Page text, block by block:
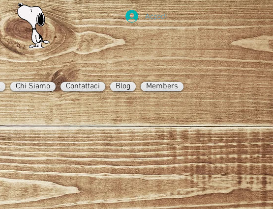
Accedi
Chi Siamo Contattaci Blog Members